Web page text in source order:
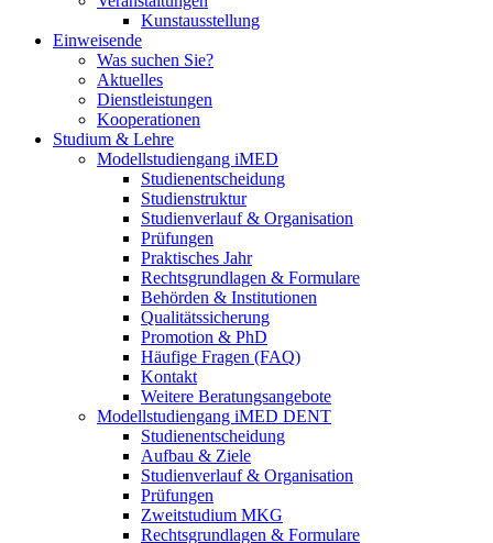
Kunstausstellung
Einweisende
Was suchen Sie?
Aktuelles
Dienstleistungen
Kooperationen
Studium & Lehre
Modellstudiengang iMED
Studienentscheidung
Studienstruktur
Studienverlauf & Organisation
Prüfungen
Praktisches Jahr
Rechtsgrundlagen & Formulare
Behörden & Institutionen
Qualitätssicherung
Promotion & PhD
Häufige Fragen (FAQ)
Kontakt
Weitere Beratungsangebote
Modellstudiengang iMED DENT
Studienentscheidung
Aufbau & Ziele
Studienverlauf & Organisation
Prüfungen
Zweitstudium MKG
Rechtsgrundlagen & Formulare